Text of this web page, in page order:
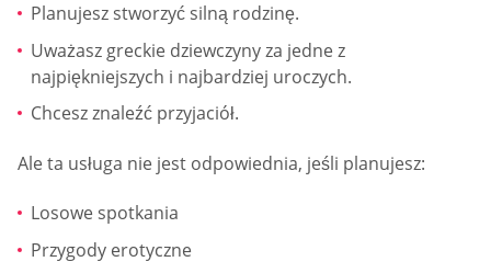
Planujesz stworzyć silną rodzinę.
Uważasz greckie dziewczyny za jedne z
najpiękniejszych i najbardziej uroczych.
Chcesz znaleźć przyjaciół.
Ale ta usługa nie jest odpowiednia, jeśli planujesz:
Losowe spotkania
Przygody erotyczne